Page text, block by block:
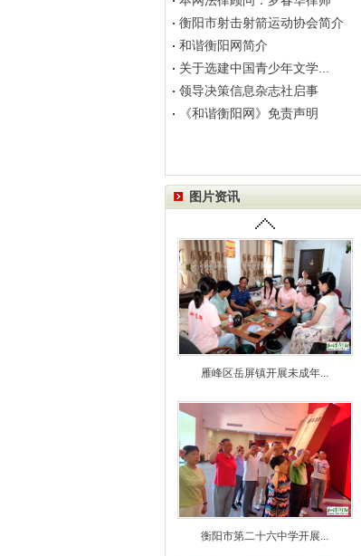
衡阳市射击射箭运动协会简介
和谐衡阳网简介
关于选建中国青少年文学...
领导决策信息杂志社启事
《和谐衡阳网》免责声明
图片资讯
雁峰区岳屏镇开展未成年...
衡阳市第二十六中学开展...